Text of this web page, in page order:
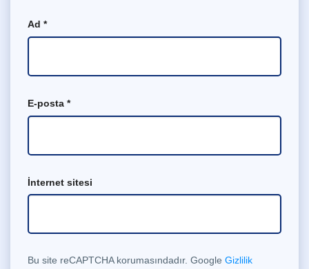
Ad *
E-posta *
İnternet sitesi
Bu site reCAPTCHA korumasındadır. Google Gizlilik